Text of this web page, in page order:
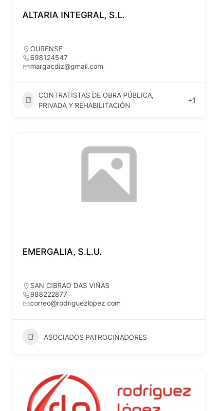
ALTARIA INTEGRAL, S.L.
OURENSE
698124547
margacdiz@gmail.com
CONTRATISTAS DE OBRA PÚBLICA,
PRIVADA Y REHABILITACIÓN
+1
EMERGALIA, S.L.U.
SAN CIBRAO DAS VIÑAS
988222877
correo@rodriguezlopez.com
ASOCIADOS PATROCINADORES